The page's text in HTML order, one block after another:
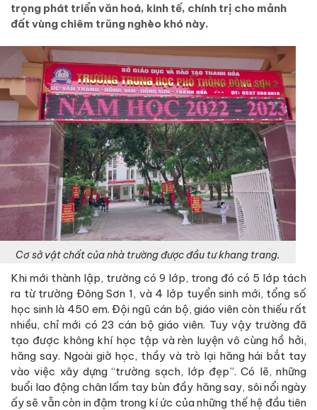
trọng phát triển văn hoá, kinh tế, chính trị cho mảnh
đất vùng chiêm trũng nghèo khó này.
Cơ sở vật chất của nhà trường được đầu tư khang trang.
Khi mới thành lập, trường có 9 lớp, trong đó có 5 lớp tách
ra từ trường Đông Sơn 1, và 4 lớp tuyển sinh mới, tổng số
học sinh là 450 em. Đội ngũ cán bộ, giáo viên còn thiếu rất
nhiều, chỉ mới có 23 cán bộ giáo viên. Tuy vậy trường đã
tạo được không khí học tập và rèn luyện vô cùng hồ hởi,
hăng say. Ngoài giờ học, thầy và trò lại hăng hái bắt tay
vào việc xây dựng “trường sạch, lớp đẹp”. Có lẽ, những
buổi lao động chân lấm tay bùn đầy hăng say, sôi nổi ngày
ấy sẽ vẫn còn in đậm trong kí ức của những thế hệ đầu tiên